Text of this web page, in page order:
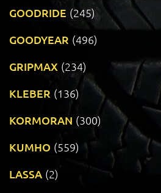
GOODRIDE (245)
GOODYEAR (496)
GRIPMAX (234)
KLEBER (136)
KORMORAN (300)
KUMHO (559)
LASSA (2)